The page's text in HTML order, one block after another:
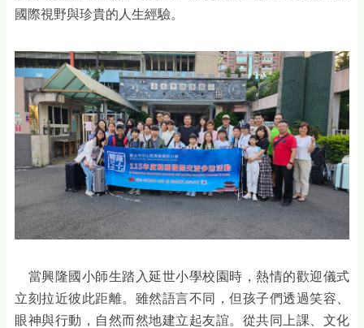
國際視野與珍貴的人生經驗。
當興隆國小師生踏入延世小學校園時，熱情的歡迎儀式
立刻拉近彼此距離。雖然語言不同，但孩子們透過笑容、
眼神與行動，自然而然地建立起友誼。從共同上課、文化